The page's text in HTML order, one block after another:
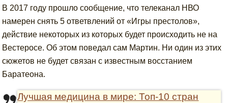
В 2017 году прошло сообщение, что телеканал НВО
намерен снять 5 ответвлений от «Игры престолов»,
действие некоторых из которых будет происходить не на
Вестеросе. Об этом поведал сам Мартин. Ни один из этих
сюжетов не будет связан с известным восстанием
Баратеона.
Лучшая медицина в мире: Топ-10 стран